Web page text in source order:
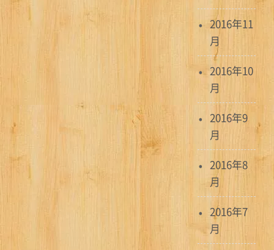
2016年11
月
2016年10
月
2016年9
月
2016年8
月
2016年7
月